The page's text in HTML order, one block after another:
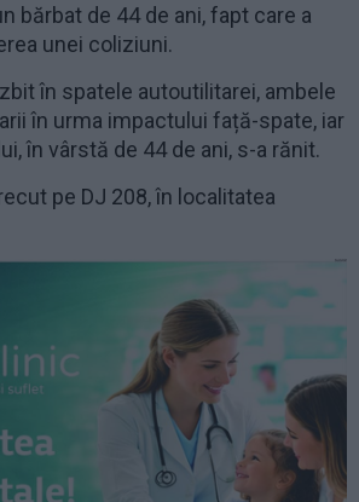
bărbat de 44 de ani, fapt care a
unei coliziuni.
în spatele autoutilitarei, ambele
în urma impactului față-spate, iar
în vârstă de 44 de ani, s-a rănit.
pe DJ 208, în localitatea